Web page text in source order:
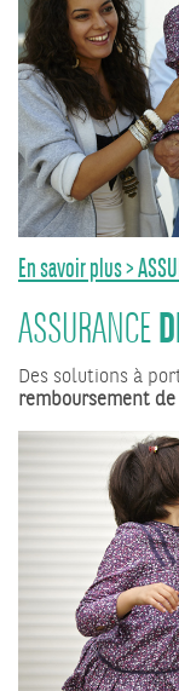
En savoir plus >
ASSURANCE
Des solutions à
remboursement